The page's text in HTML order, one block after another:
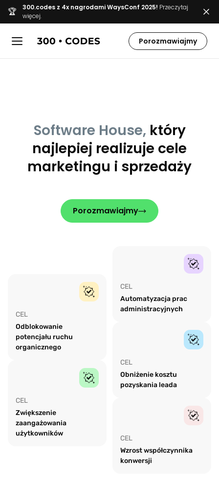
🏆 300.codes z 4x nagrodami WaysConf 2025! Przeczytaj
więcej.
Porozmawiajmy
Software House, który
najlepiej realizuje cele
marketingu i sprzedaży
Porozmawiajmy
CEL
Odblokowanie
potencjału ruchu
organicznego
CEL
Zwiększenie
zaangażowania
użytkowników
CEL
Automatyzacja prac
administracyjnych
CEL
Obniżenie kosztu
pozyskania leada
CEL
Wzrost współczynnika
konwersji